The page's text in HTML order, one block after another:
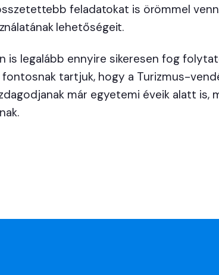
feladatokat is örömmel
lehetőségeit.
is legalább ennyire sikeresen fog
tartjuk, hogy a Turizmus-
már egyetemi éveik alatt is,